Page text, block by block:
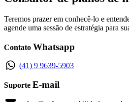
Teremos prazer em conhecê-lo e
agende uma sessão de estratégia para
Contato Whatsapp
(41) 9 9639-5903
Suporte E-mail